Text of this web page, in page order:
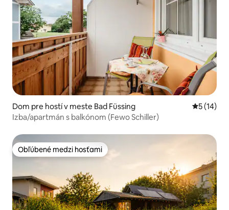
Dom pre hostí v meste Bad Füssing
5 (14)
Izba/apartmán s balkónom (Fewo Schiller)
Obľúbené medzi hosťami
Obľúbené medzi hosťami